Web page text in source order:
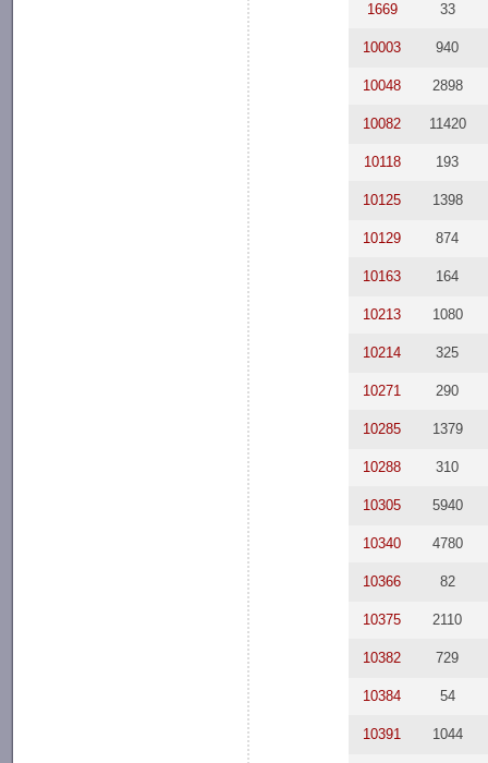
1669 33
10003 940
10048 2898
10082 11420
10118 193
10125 1398
10129 874
10163 164
10213 1080
10214 325
10271 290
10285 1379
10288 310
10305 5940
10340 4780
10366 82
10375 2110
10382 729
10384 54
10391 1044